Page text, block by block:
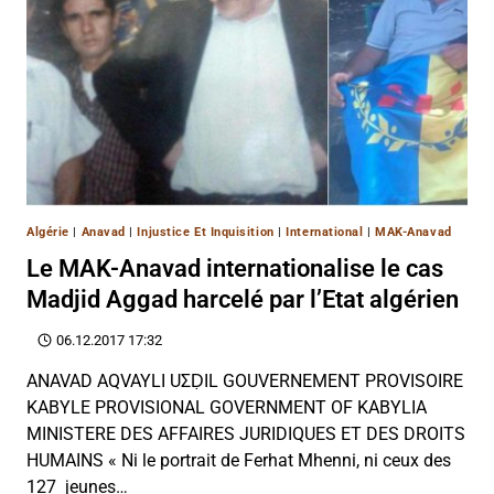
Algérie | Anavad |Injustice Et Inquisition |International |MAK-Anavad
Le MAK-Anavad internationalise le cas
Madjid Aggad harcelé par l’Etat algérien
06.12.2017 17:32
ANAVAD AQVAYLI UΣḌIL GOUVERNEMENT PROVISOIRE
KABYLE PROVISIONAL GOVERNMENT OF KABYLIA
MINISTERE DES AFFAIRES JURIDIQUES ET DES DROITS
HUMAINS « Ni le portrait de Ferhat Mhenni, ni ceux des
127 jeunes…